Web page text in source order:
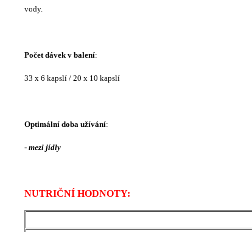
vody.
Počet dávek v balení:
33 x 6 kapslí / 20 x 10 kapslí
Optimální doba užívání:
- mezi jídly
NUTRIČNÍ HODNOTY: